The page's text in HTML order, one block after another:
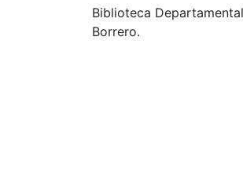
Biblioteca
Borrero.